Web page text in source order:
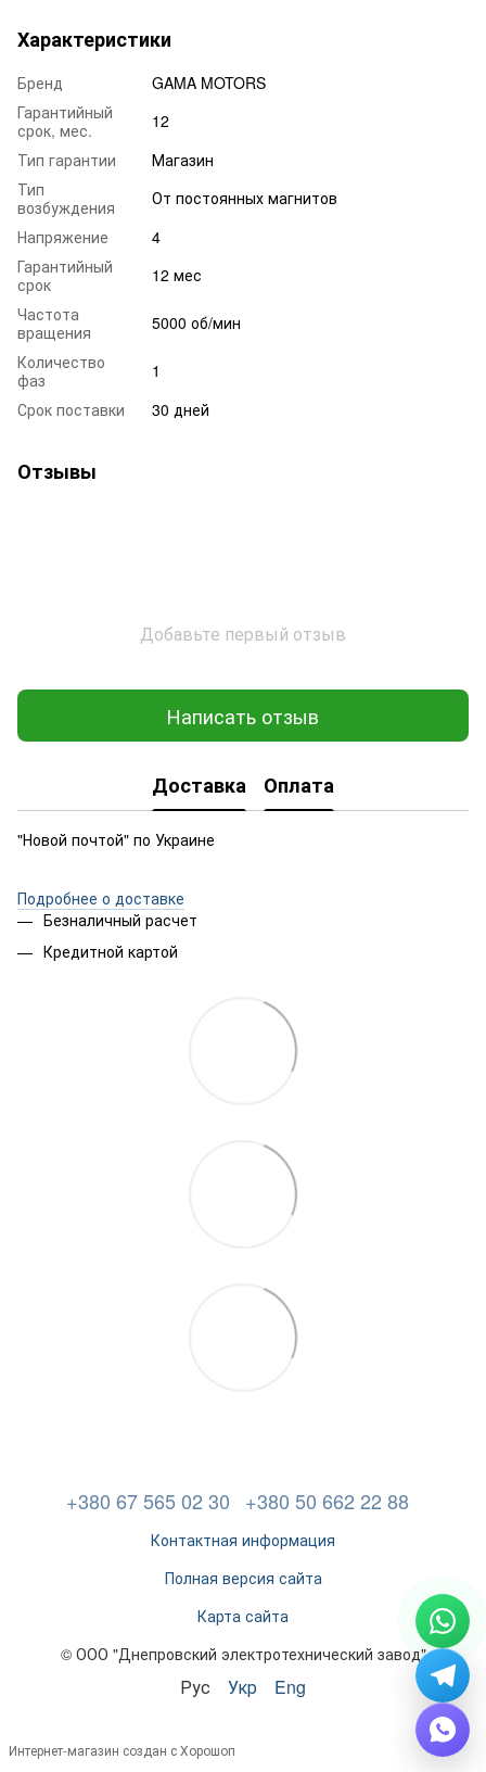
Характеристики
Бренд
GAMA MOTORS
Гарантийный
срок, мес.
12
Тип гарантии
Магазин
Тип
возбуждения
От постоянных магнитов
Напряжение
4
Гарантийный
срок
12 мес
Частота
вращения
5000 об/мин
Количество
фаз
1
Срок поставки
30 дней
Отзывы
Добавьте первый отзыв
Написать отзыв
Доставка Оплата
"Новой почтой" по Украине
Подробнее о доставке
Безналичный расчет
Кредитной картой
+380 67 565 02 30 +380 50 662 22 88
Контактная информация
Полная версия сайта
Карта сайта
© ООО "Днепровский электротехнический завод"
Рус Укр Eng
Интернет-магазин создан с Хорошоп